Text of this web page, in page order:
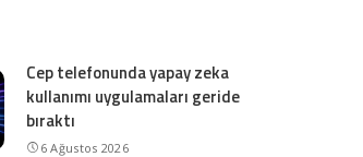
Cep telefonunda yapay zeka
kullanımı uygulamaları geride
bıraktı
6 Ağustos 2026